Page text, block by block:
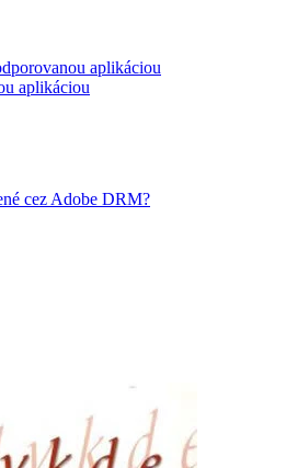
aplikáciou
aplikáciou
cez Adobe DRM?